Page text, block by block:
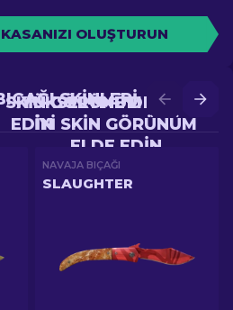
OLUŞTURUN
YÜKSELTME'DE DAHA
IYI SKIN GÖRÜNÜM
ELDE EDIN
GÖRÜNÜM ELDE
EDIN
SKINLERI
NAVAJA BIÇAĞI
SLAUGHTER